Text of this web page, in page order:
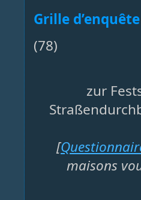
Grille d’enquête
(78)
zur
[
maisons